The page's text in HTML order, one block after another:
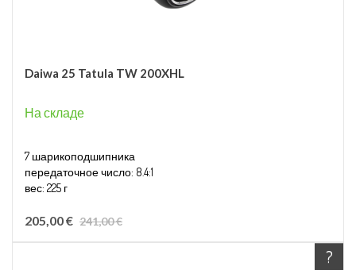
Daiwa 25 Tatula TW 200XHL
На складе
7 шарикоподшипника
передаточное число: 8.4:1
вес: 225 г
выматывание: 100 см
205,00 € 241,00 €
?